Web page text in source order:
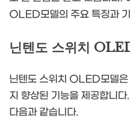
OLED모델의 주요 특징과
닌텐도 스위치
닌텐도 스위치 OLED모델은
지 향상된 기능을 제공합니
다음과 같습니다.